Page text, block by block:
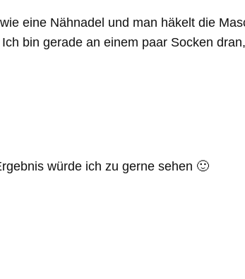
eine Nähnadel und man häkelt die
bin gerade an einem paar Socken
würde ich zu gerne sehen 🙂